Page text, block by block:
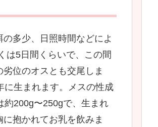
多少、日照時間などによ
は5日間くらいで、この間
位のオスとも交尾しま
に生まれます。メスの性成
約200g〜250gで、生まれ
抱かれてお乳を飲みま